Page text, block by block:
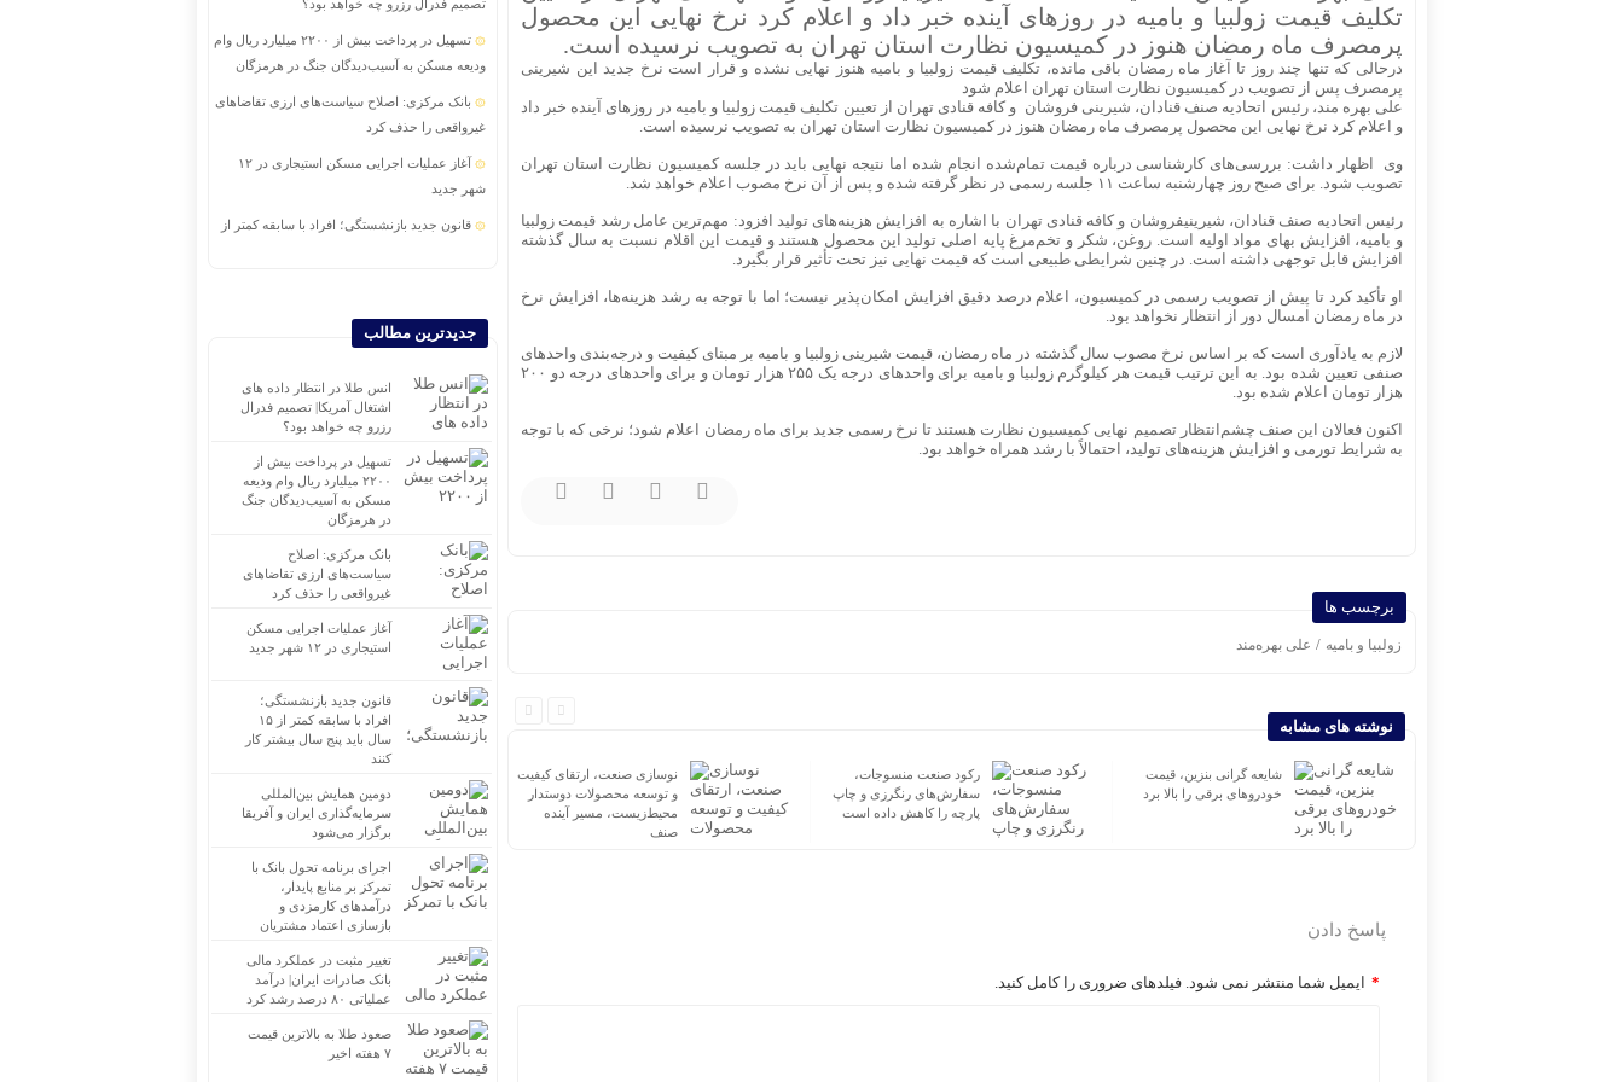
تکلیف قیمت زولبیا و بامیه در روزهای آینده خبر داد و اعلام کرد نرخ نهایی این محصول
پرمصرف ماه رمضان هنوز در کمیسیون نظارت استان تهران به تصویب نرسیده است.
درحالی که تنها چند روز تا آغاز ماه رمضان باقی مانده، تکلیف قیمت زولبیا و بامیه هنوز نهایی نشده و قرار است نرخ جدید این شیرینی
پرمصرف پس از تصویب در کمیسیون نظارت استان تهران اعلام شود
علی بهره مند، رئیس اتحادیه صنف قنادان، شیرینی فروشان و کافه قنادی تهران از تعیین تکلیف قیمت زولبیا و بامیه در روزهای آینده خبر داد
و اعلام کرد نرخ نهایی این محصول پرمصرف ماه رمضان هنوز در کمیسیون نظارت استان تهران به تصویب نرسیده است.
وی اظهار داشت: بررسی‌های کارشناسی درباره قیمت تمام‌شده انجام شده اما نتیجه نهایی باید در جلسه کمیسیون نظارت استان تهران
تصویب شود. برای صبح روز چهارشنبه ساعت ۱۱ جلسه رسمی در نظر گرفته شده و پس از آن نرخ مصوب اعلام خواهد شد.
رئیس اتحادیه صنف قنادان، شیرینی‎فروشان و کافه قنادی تهران با اشاره به افزایش هزینه‌های تولید افزود: مهم‌ترین عامل رشد قیمت زولبیا
و بامیه، افزایش بهای مواد اولیه است. روغن، شکر و تخم‌مرغ پایه اصلی تولید این محصول هستند و قیمت این اقلام نسبت به سال گذشته
افزایش قابل توجهی داشته است. در چنین شرایطی طبیعی است که قیمت نهایی نیز تحت تأثیر قرار بگیرد.
او تأکید کرد تا پیش از تصویب رسمی در کمیسیون، اعلام درصد دقیق افزایش امکان‌پذیر نیست؛ اما با توجه به رشد هزینه‌ها، افزایش نرخ
در ماه رمضان امسال دور از انتظار نخواهد بود.
لازم به یادآوری است که بر اساس نرخ مصوب سال گذشته در ماه رمضان، قیمت شیرینی زولبیا و بامیه بر مبنای کیفیت و درجه‌بندی واحدهای
صنفی تعیین شده بود. به این ترتیب قیمت هر کیلوگرم زولبیا و بامیه برای واحدهای درجه یک ۲۵۵ هزار تومان و برای واحدهای درجه دو ۲۰۰
هزار تومان اعلام شده بود.
اکنون فعالان این صنف چشم‌انتظار تصمیم نهایی کمیسیون نظارت هستند تا نرخ رسمی جدید برای ماه رمضان اعلام شود؛ نرخی که با توجه
به شرایط تورمی و افزایش هزینه‌های تولید، احتمالاً با رشد همراه خواهد بود.
برچسب ها
زولبیا و بامیه / علی بهره‌مند
نوشته های مشابه
نوسازی صنعت، ارتقای کیفیت
و توسعه محصولات دوستدار
محیط‌زیست، مسیر آینده
صنف
رکود صنعت منسوجات،
سفارش‌های رنگرزی و چاپ
پارچه را کاهش داده است
شایعه گرانی بنزین، قیمت
خودروهای برقی را بالا برد
پاسخ دادن
ایمیل شما منتشر نمی شود. فیلدهای ضروری را کامل کنید. *
تصمیم فدرال رزرو چه خواهد بود؟
تسهیل در پرداخت بیش از ۲۲۰۰ میلیارد ریال وام
ودیعه مسکن به آسیب‌دیدگان جنگ در هرمزگان
بانک مرکزی: اصلاح سیاست‌های ارزی تقاضاهای
غیرواقعی را حذف کرد
آغاز عملیات اجرایی مسکن استیجاری در ۱۲
شهر جدید
قانون جدید بازنشستگی؛ افراد با سابقه کمتر از
اجرای برنامه تحول بانک با تمرکز بر منابع پایدار،
درآمدهای کارمزدی و بازسازی اعتماد مشتریان
تغییر مثبت در عملکرد مالی بانک صادرات ایران|
درآمد عملیاتی ۸۰ درصد رشد کرد
صعود طلا به بالاترین قیمت ۷ هفته اخیر
جدیدترین مطالب
انس طلا در انتظار داده های
اشتغال آمریکا| تصمیم فدرال
رزرو چه خواهد بود؟
تسهیل در پرداخت بیش از
۲۲۰۰ میلیارد ریال وام ودیعه
مسکن به آسیب‌دیدگان جنگ
در هرمزگان
بانک مرکزی: اصلاح
سیاست‌های ارزی تقاضاهای
غیرواقعی را حذف کرد
آغاز عملیات اجرایی مسکن
استیجاری در ۱۲ شهر جدید
قانون جدید بازنشستگی؛
افراد با سابقه کمتر از ۱۵
سال باید پنج سال بیشتر کار
کنند
دومین همایش بین‌المللی
سرمایه‌گذاری ایران و آفریقا
برگزار می‌شود
اجرای برنامه تحول بانک با
تمرکز بر منابع پایدار،
درآمدهای کارمزدی و
بازسازی اعتماد مشتریان
تغییر مثبت در عملکرد مالی
بانک صادرات ایران| درآمد
عملیاتی ۸۰ درصد رشد کرد
صعود طلا به بالاترین قیمت
۷ هفته اخیر